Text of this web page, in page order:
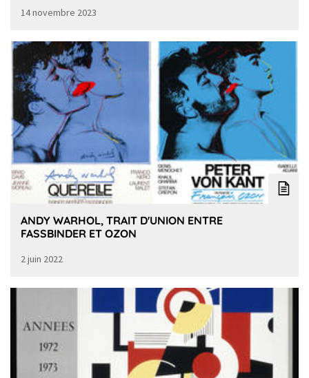
14 novembre 2023
ANDY WARHOL, TRAIT D'UNION ENTRE
FASSBINDER ET OZON
2 juin 2022